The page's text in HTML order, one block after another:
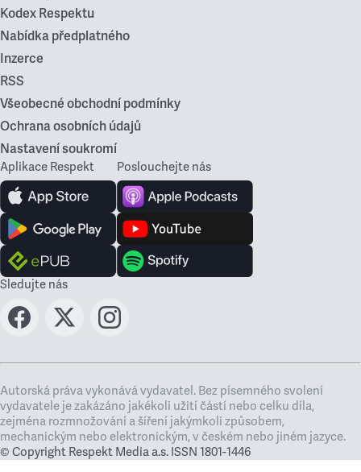
Kodex Respektu
Nabídka předplatného
Inzerce
RSS
Všeobecné obchodní podmínky
Ochrana osobních údajů
Nastavení soukromí
Aplikace Respekt Poslouchejte nás
Sledujte nás
Autorská práva vykonává vydavatel. Bez písemného svolení
vydavatele je zakázáno jakékoli užití částí nebo celku díla,
zejména rozmnožování a šíření jakýmkoli způsobem,
mechanickým nebo elektronickým, v českém nebo jiném jazyce.
© Copyright Respekt Media a.s. ISSN 1801-1446